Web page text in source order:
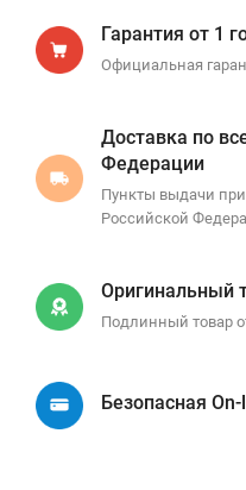
Гарантия от 1
Официальная
Доставка по
Федерации
Пункты выдачи
Российской
Оригинальный
Подлинный товар
Безопасная